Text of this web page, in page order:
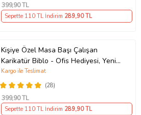
399,90 TL
Sepette 110 TL İndirim 289,90 TL
Kişiye Özel Masa Başı Çalışan
Karikatür Biblo - Ofis Hediyesi, Yeni
İş Hediyesi, Yöneticiye Özel Hediye
(28)
Kargo ile Teslimat
399,90 TL
Sepette 110 TL İndirim 289,90 TL